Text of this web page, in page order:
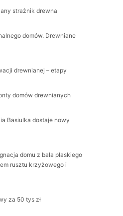
strażnik drewna
domów. Drewniane
drewnianej – etapy
domów drewnianych
Basiulka dostaje nowy
domu z bala płaskiego
rusztu krzyżowego i
za 50 tys zł